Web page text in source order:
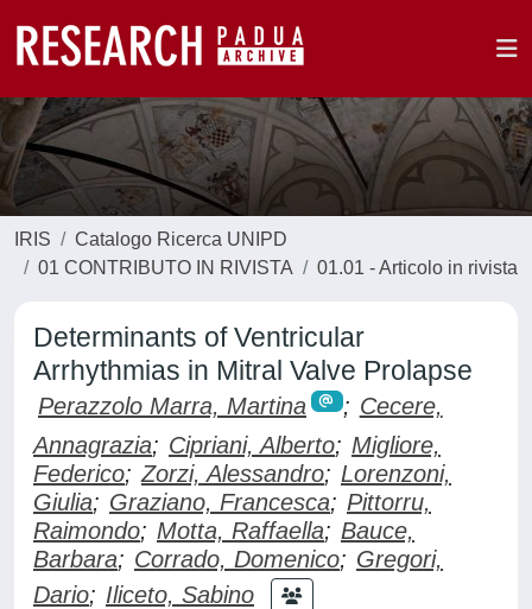
IRIS
Catalogo Ricerca UNIPD
01 CONTRIBUTO IN RIVISTA
01.01 - Articolo in rivista
Determinants of Ventricular
Arrhythmias in Mitral Valve Prolapse
Perazzolo Marra, Martina ; Cecere,
Annagrazia; Cipriani, Alberto; Migliore,
Federico; Zorzi, Alessandro; Lorenzoni,
Giulia; Graziano, Francesca; Pittorru,
Raimondo; Motta, Raffaella; Bauce,
Barbara; Corrado, Domenico; Gregori,
Dario; Iliceto, Sabino